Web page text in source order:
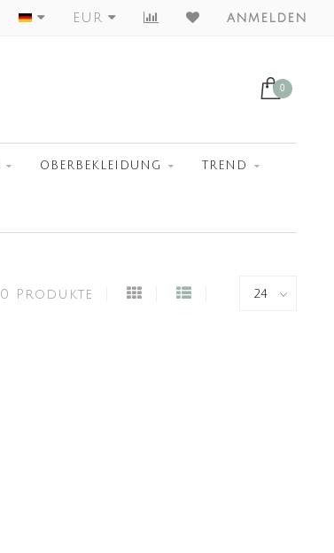
Worldwide Shipment
EUR anmelden
0
OBERBEKLEIDUNG TREND
0 Produkte